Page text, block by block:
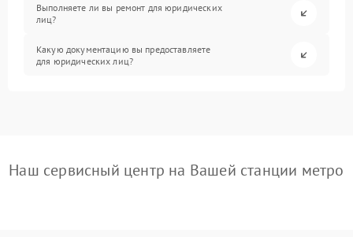
Выполняете ли вы ремонт для юридических
лиц?
Какую документацию вы предоставляете
для юридических лиц?
Наш сервисный центр на Вашей станции метро